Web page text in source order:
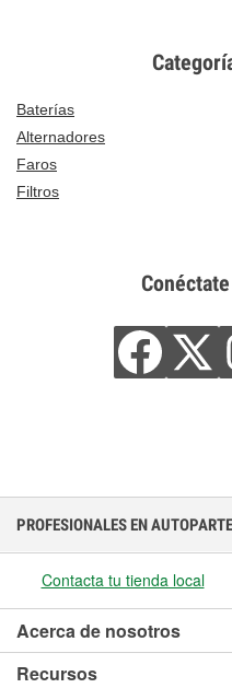
Baterías
Alternadores
Faros
Filtros
PROFESIONALES EN
Contacta tu tienda local
Acerca de nosotros
Recursos